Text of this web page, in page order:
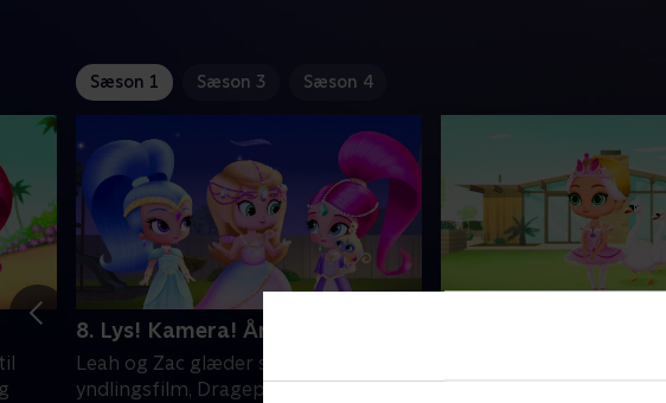
Sæson 1 Sæson 3 Sæson 4
8. Lys! Kamera! Ånder!
Leah og Zac glæder sig til at se deres
yndlingsfilm, Drageprinsessen, men